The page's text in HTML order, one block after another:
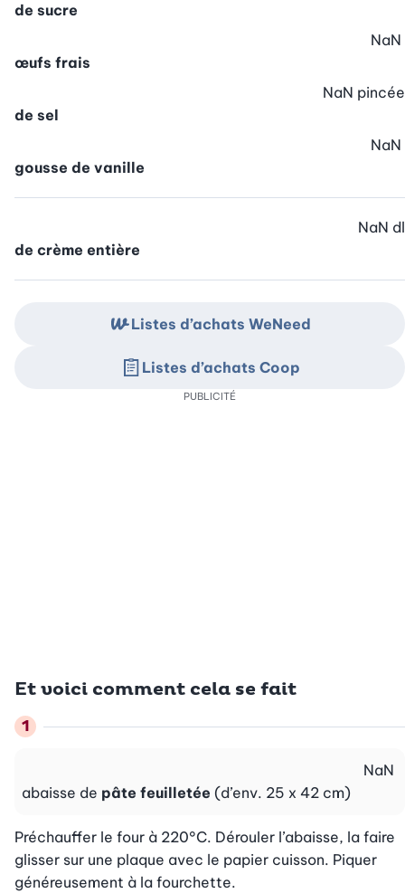
de sucre
œufs frais
NaN
de sel
NaN pincée
gousse de vanille
NaN
de crème entière
NaN dl
Et voici comment cela se fait
abaisse de pâte feuilletée (d’env. 25 x 42 cm)
NaN
Préchauffer le four à 220°C. Dérouler l’abaisse, la faire
glisser sur une plaque avec le papier cuisson. Piquer
généreusement à la fourchette.
Listes d’achats WeNeed
Listes d’achats Coop
PUBLICITÉ